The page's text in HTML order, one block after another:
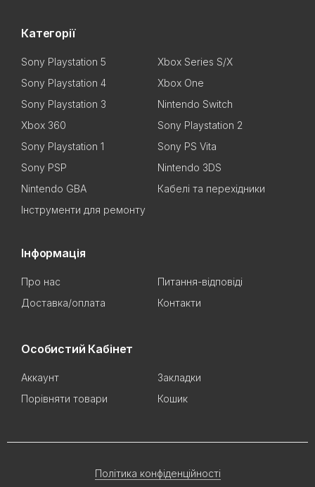
Категорії
Sony Playstation 5
Xbox Series S/X
Sony Playstation 4
Xbox One
Sony Playstation 3
Nintendo Switch
Xbox 360
Sony Playstation 2
Sony Playstation 1
Sony PS Vita
Sony PSP
Nintendo 3DS
Nintendo GBA
Кабелі та перехідники
Інструменти для ремонту
Інформація
Про нас
Питання-відповіді
Доставка/оплата
Контакти
Особистий Кабінет
Аккаунт
Закладки
Порівняти товари
Кошик
Політика конфіденційності